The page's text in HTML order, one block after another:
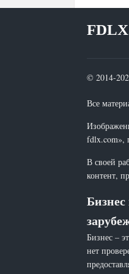
© 2014-
Все
fdlx.com»,
В своей
контент,
Бизнес –
нет